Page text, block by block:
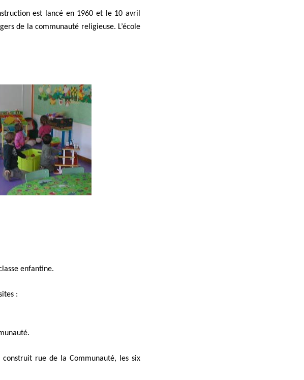
est lancé en 1960 et le 10 avril
de la communauté religieuse. L’école
enfantine.
:
rue de la Communauté, les six